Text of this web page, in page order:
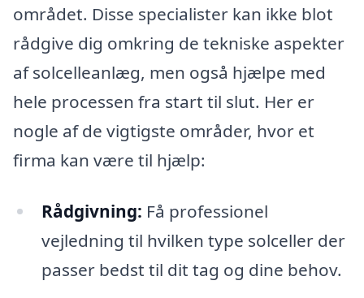
området. Disse specialister kan ikke blot
rådgive dig omkring de tekniske aspekter
af solcelleanlæg, men også hjælpe med
hele processen fra start til slut. Her er
nogle af de vigtigste områder, hvor et
firma kan være til hjælp:
Rådgivning: Få professionel
vejledning til hvilken type solceller der
passer bedst til dit tag og dine behov.